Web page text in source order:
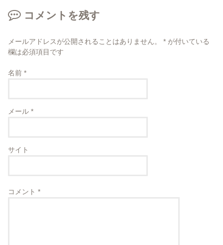
コメントを残す
メールアドレスが公開されることはありません。 * が付いている
欄は必須項目です
名前*
メール*
サイト
コメント*